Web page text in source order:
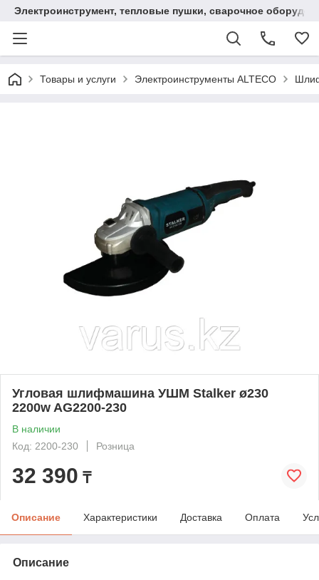
Электроинструмент, тепловые пушки, сварочное
Товары и услуги Электроинструменты ALTECO
Угловая шлифмашина УШМ Stalker ø230
2200w AG2200-230
В наличии
Код: 2200-230
Розница
32 390 ₸
Описание Характеристики Доставка Оплата
Описание